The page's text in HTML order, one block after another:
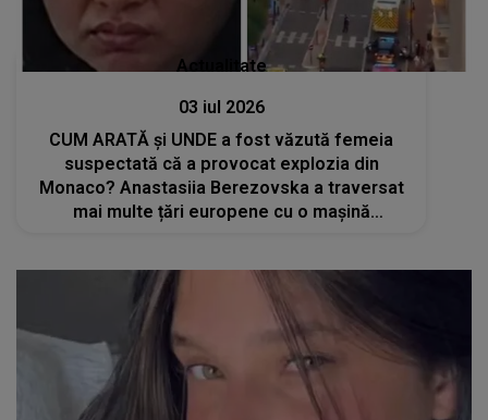
Actualitate
03 iul 2026
CUM ARATĂ și UNDE a fost văzută femeia
suspectată că a provocat explozia din
Monaco? Anastasiia Berezovska a traversat
mai multe țări europene cu o mașină